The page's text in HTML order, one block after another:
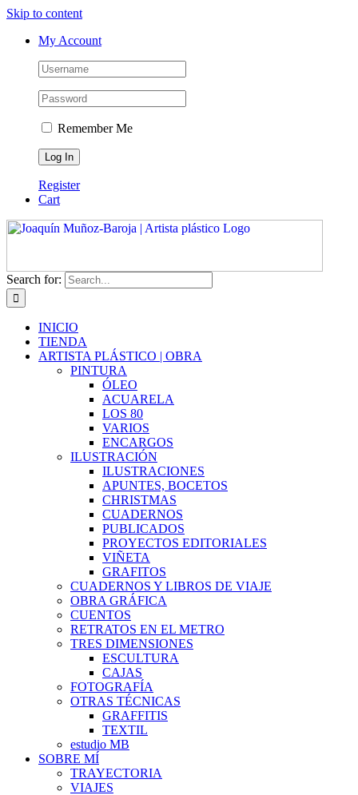
Skip to content
My Account
Remember Me
Register
Cart
Search for:
INICIO
TIENDA
ARTISTA PLÁSTICO | OBRA
PINTURA
ÓLEO
ACUARELA
LOS 80
VARIOS
ENCARGOS
ILUSTRACIÓN
ILUSTRACIONES
APUNTES, BOCETOS
CHRISTMAS
CUADERNOS
PUBLICADOS
PROYECTOS EDITORIALES
VIÑETA
GRAFITOS
CUADERNOS Y LIBROS DE VIAJE
OBRA GRÁFICA
CUENTOS
RETRATOS EN EL METRO
TRES DIMENSIONES
ESCULTURA
CAJAS
FOTOGRAFÍA
OTRAS TÉCNICAS
GRAFFITIS
TEXTIL
estudio MB
SOBRE MÍ
TRAYECTORIA
VIAJES